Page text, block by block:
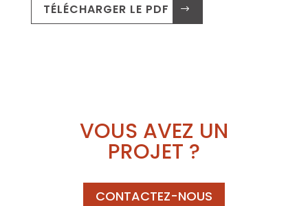
TÉLÉCHARGER LE PDF .
VOUS AVEZ UN
PROJET ?
CONTACTEZ-NOUS